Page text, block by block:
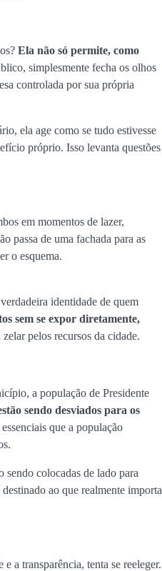
Ela não só permite, como
simplesmente fecha os olhos
controlada por sua própria
ela age como se tudo estivesse
próprio. Isso levanta questões
em momentos de lazer,
passa de uma fachada para as
o esquema.
identidade de quem
sem se expor diretamente,
pelos recursos da cidade.
a população de Presidente
sendo desviados para os
que a população
sendo colocadas de lado para
ao que realmente importa
a transparência, tenta se reeleger.